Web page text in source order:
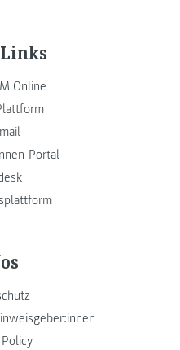
Online
Portal